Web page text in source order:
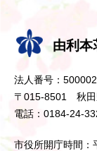
由利本
法人番号：
〒015-8501 秋田
電話：0184-24-
市役所開庁時間：